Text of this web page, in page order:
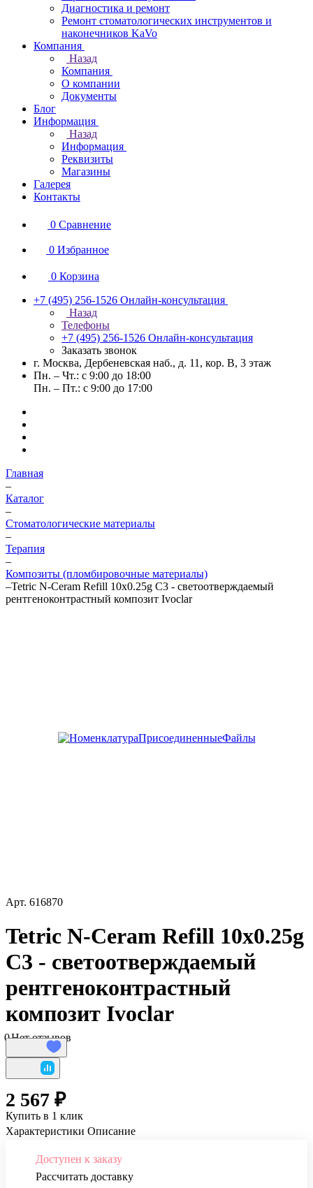
Диагностика и ремонт
Ремонт стоматологических инструментов и
наконечников KaVo
Компания
Назад
Компания
О компании
Документы
Блог
Информация
Назад
Информация
Реквизиты
Магазины
Галерея
Контакты
0 Сравнение
0 Избранное
0 Корзина
+7 (495) 256-1526 Онлайн-консультация
Назад
Телефоны
+7 (495) 256-1526 Онлайн-консультация
Заказать звонок
г. Москва, Дербеневская наб., д. 11, кор. В, 3 этаж
Пн. – Чт.: с 9:00 до 18:00
Пн. – Пт.: с 9:00 до 17:00
Главная
–
Каталог
–
Стоматологические материалы
–
Терапия
–
Композиты (пломбировочные материалы)
–Tetric N-Ceram Refill 10x0.25g C3 - светоотверждаемый
рентгеноконтрастный композит Ivoclar
Арт. 616870
Tetric N-Ceram Refill 10x0.25g
C3 - светоотверждаемый
рентгеноконтрастный
композит Ivoclar
0Нет отзывов
2 567 ₽
Купить в 1 клик
Характеристики Описание
Доступен к заказу
Рассчитать доставку